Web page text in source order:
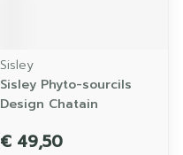
Sisley
Sisley Phyto-sourcils
Design Chatain
€ 49,50